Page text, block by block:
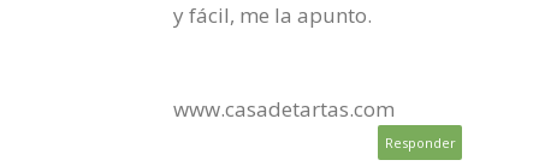
y fácil, me la apunto.
www.casadetartas.com
Responder